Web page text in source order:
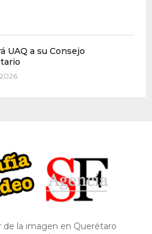
UAQ a su Consejo
de la imagen en Querétaro